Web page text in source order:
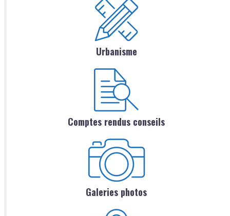
Urbanisme
Comptes rendus conseils
Galeries photos